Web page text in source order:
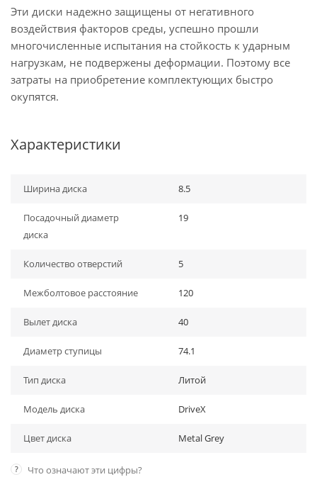
Эти диски надежно защищены от негативного
воздействия факторов среды, успешно прошли
многочисленные испытания на стойкость к ударным
нагрузкам, не подвержены деформации. Поэтому все
затраты на приобретение комплектующих быстро
окупятся.
Характеристики
Ширина диска 8.5
Посадочный диаметр
диска
19
Количество отверстий 5
Межболтовое расстояние 120
Вылет диска 40
Диаметр ступицы 74.1
Тип диска Литой
Модель диска DriveX
Цвет диска Metal Grey
? Что означают эти цифры?